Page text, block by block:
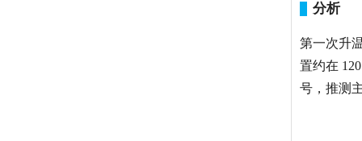
分析
第一次升
置约在
号，推测